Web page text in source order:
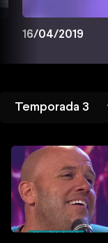
16/04/2019